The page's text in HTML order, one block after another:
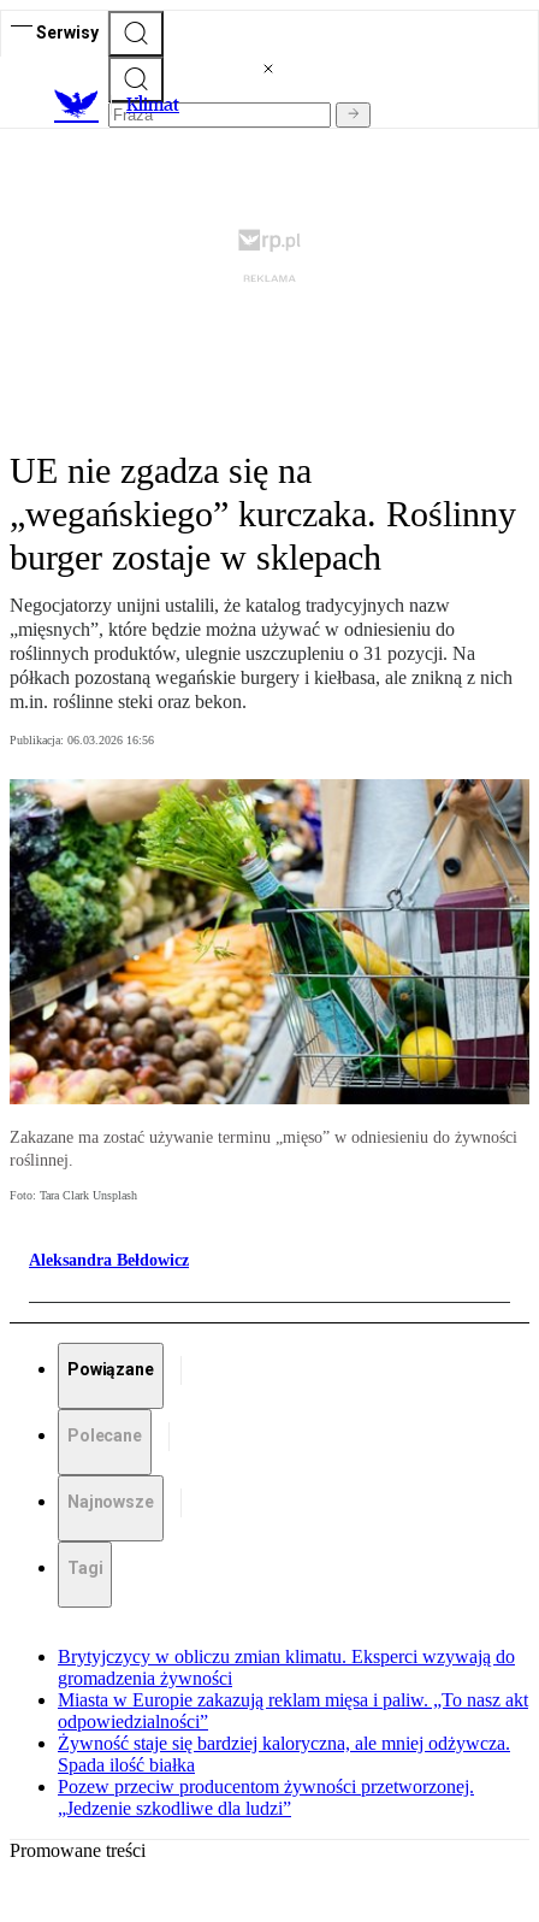
Serwisy
Klimat
UE nie zgadza się na
„wegańskiego” kurczaka. Roślinny
burger zostaje w sklepach
Negocjatorzy unijni ustalili, że katalog tradycyjnych nazw
„mięsnych”, które będzie można używać w odniesieniu do
roślinnych produktów, ulegnie uszczupleniu o 31 pozycji. Na
półkach pozostaną wegańskie burgery i kiełbasa, ale znikną z nich
m.in. roślinne steki oraz bekon.
Publikacja: 06.03.2026 16:56
Zakazane ma zostać używanie terminu „mięso” w odniesieniu do żywności
roślinnej.
Foto: Tara Clark Unsplash
Aleksandra Bełdowicz
Powiązane
Polecane
Najnowsze
Tagi
Brytyjczycy w obliczu zmian klimatu. Eksperci wzywają do
gromadzenia żywności
Miasta w Europie zakazują reklam mięsa i paliw. „To nasz akt
odpowiedzialności”
Żywność staje się bardziej kaloryczna, ale mniej odżywcza.
Spada ilość białka
Pozew przeciw producentom żywności przetworzonej.
„Jedzenie szkodliwe dla ludzi”
Promowane treści